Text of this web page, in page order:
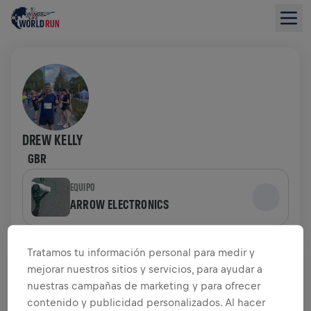
DREW KELLY
GBR
EQUIPO
ARROW ELECTRONICS
RESUMEN DE RECAUDACIÓN DE FONDOS
0,00 US$ ALCANZADOS DE 0,00 US$ OBJETIVO
Tratamos tu información personal para medir y
mejorar nuestros sitios y servicios, para ayudar a
nuestras campañas de marketing y para ofrecer
contenido y publicidad personalizados. Al hacer